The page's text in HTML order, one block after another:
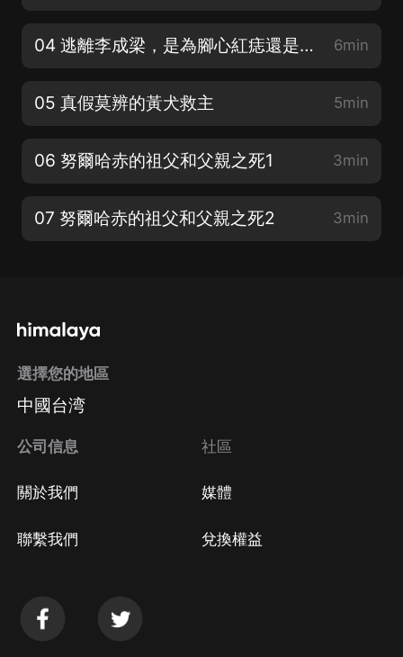
04 逃離李成梁，是為腳心紅痣還是另有隱情 6min
05 真假莫辨的黃犬救主 5min
06 努爾哈赤的祖父和父親之死1 3min
07 努爾哈赤的祖父和父親之死2 3min
選擇您的地區
中國台湾
公司信息
關於我們
聯繫我們
社區
媒體
兌換權益